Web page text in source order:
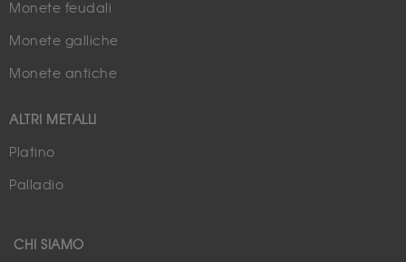
Monete feudali
Monete galliche
Monete antiche
ALTRI METALLI
Platino
Palladio
CHI SIAMO